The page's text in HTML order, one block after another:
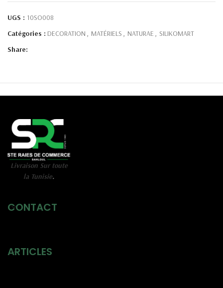
UGS : 10SO008
Catégories : DECORATION , MATÉRIELS , NATURAE , SILIKOMART
Share:
Livraison Sur toute
la Tunisie.
CONTACT
ARTICLES